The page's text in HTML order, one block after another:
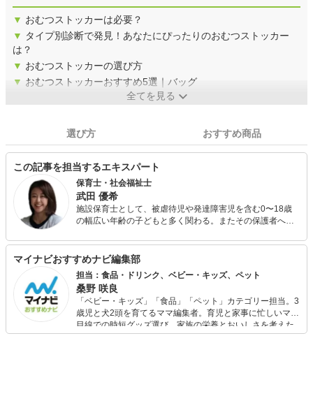
▼ おむつストッカーは必要？
▼ タイプ別診断で発見！あなたにぴったりのおむつストッカー
は？
▼ おむつストッカーの選び方
▼ おむつストッカーおすすめ5選｜バッグ
全てを見る
選び方 おすすめ商品
この記事を担当するエキスパート
保育士・社会福祉士
武田 優希
施設保育士として、被虐待児や発達障害児を含む0〜18歳
の幅広い年齢の子どもと多く関わる。またその保護者へ、
立のためのあらゆる支援を行い、後に社会福祉士を取得。
全国転勤族で、帯同に伴う転職で企業主導型保育園や小規
模保育園での勤務経験もあり。 保育士人材紹介会社のコラ
ムを執筆担当中。 また転勤族の妻向けのブログを運営し、
育児情報を中心に赴任地の様子を発信している。三児の
母。
マイナビおすすめナビ編集部
担当：食品・ドリンク、ベビー・キッズ、ペット
桑野 咲良
「ベビー・キッズ」「食品」「ペット」カテゴリー担当。3
歳児と犬2頭を育てるママ編集者。育児と家事に忙しいママ
目線での時短グッズ選び、家族の栄養とおいしさを考えた
食品選び、束の間のリラックスタイムを楽しむためのスイ